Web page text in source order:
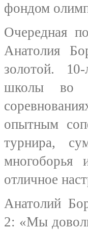
фондом
Очередная
Анатолия
золотой.
школы во
опытным
турнира,
многоборья
отличное
Анатолий
2: «Мы